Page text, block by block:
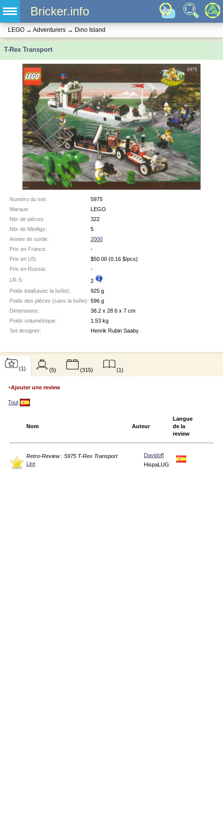
Bricker.info
LEGO → Adventurers → Dino Island
T-Rex Transport
Numéro du set:
5975
Marque:
LEGO
Nbr de pièces:
322
Nbr de Minifigs:
5
Année de sortie:
2000
Prix en France:
-
Prix en US:
$50.00 (0.16 $/pcs)
Prix en Russia:
-
LR-S:
2
Poids total(avec la boîte):
925 g
Poids des pièces (sans la boîte): 596 g
Dimensions:
38.2 x 28.6 x 7 cm
Poids volumétrique:
1.53 kg
Set designer:
Henrik Rubin Saaby
(1)
+Ajouter une review
Tout
Nom Auteur
Langue
de la
review
Retro-Review : 5975 T-Rex Transport
Lire
Davidoff
HispaLUG
(5) (315) (1)